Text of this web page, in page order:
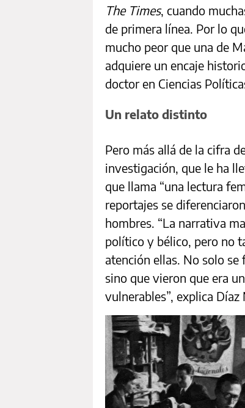
The Times, cuando
de primera línea. Por lo
mucho peor que una de
adquiere un encaje
doctor en Ciencias
Un relato distinto
Pero más allá de la cifra
investigación, que le ha
que llama “una lectura
reportajes se
hombres. “La narrativa
político y bélico, pero no
atención ellas. No solo se
sino que vieron que era
vulnerables”, explica Díaz